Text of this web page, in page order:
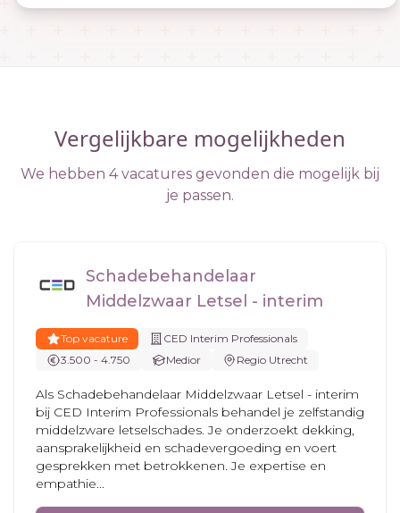
Vergelijkbare mogelijkheden
We hebben 4 vacatures gevonden die mogelijk bij
je passen.
Schadebehandelaar
Middelzwaar Letsel - interim
Top vacature
CED Interim Professionals
3.500 - 4.750
Medior Regio Utrecht
Als Schadebehandelaar Middelzwaar Letsel - interim
bij CED Interim Professionals behandel je zelfstandig
middelzware letselschades. Je onderzoekt dekking,
aansprakelijkheid en schadevergoeding en voert
gesprekken met betrokkenen. Je expertise en
empathie...